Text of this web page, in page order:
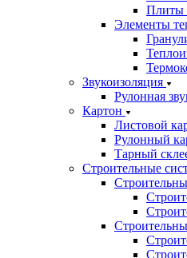
Плиты
Элементы
Звукоизоляция
Рулонная
Картон
Листовой
Рулонный
Тарный
Строительные